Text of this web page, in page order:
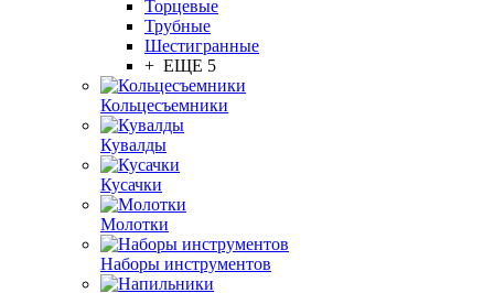
Торцевые
Трубные
Шестигранные
+ ЕЩЕ 5
Кольцесъемники
Кувалды
Кусачки
Молотки
Наборы инструментов